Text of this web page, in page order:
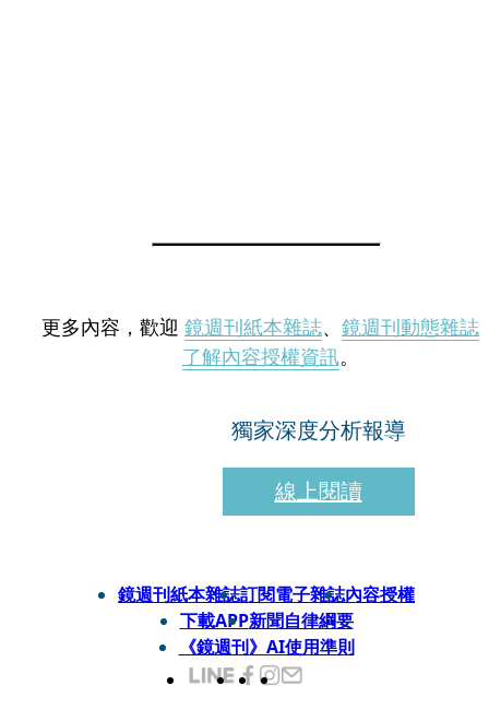
更多內容，歡迎 鏡週刊紙本雜誌、 鏡週刊動態雜誌
了解內容授權資訊。
獨家深度分析報導
線上閱讀
鏡週刊紙本雜誌訂閱電子雜誌內容授權
下載APP新聞自律綱要
《鏡週刊》AI使用準則